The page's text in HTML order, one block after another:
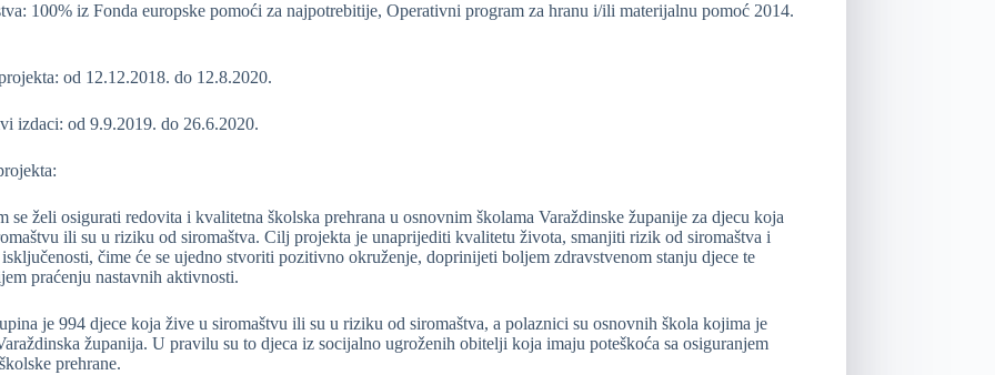
100% iz Fonda europske pomoći za najpotrebitije, Operativni program za hranu i/ili materijalnu pomoć 2014.
od 12.12.2018. do 12.8.2020.
izdaci: od 9.9.2019. do 26.6.2020.
se želi osigurati redovita i kvalitetna školska prehrana u osnovnim školama Varaždinske županije za djecu koja
ili su u riziku od siromaštva. Cilj projekta je unaprijediti kvalitetu života, smanjiti rizik od siromaštva i
čime će se ujedno stvoriti pozitivno okruženje, doprinijeti boljem zdravstvenom stanju djece te
praćenju nastavnih aktivnosti.
je 994 djece koja žive u siromaštvu ili su u riziku od siromaštva, a polaznici su osnovnih škola kojima je
županija. U pravilu su to djeca iz socijalno ugroženih obitelji koja imaju poteškoća sa osiguranjem
prehrane.